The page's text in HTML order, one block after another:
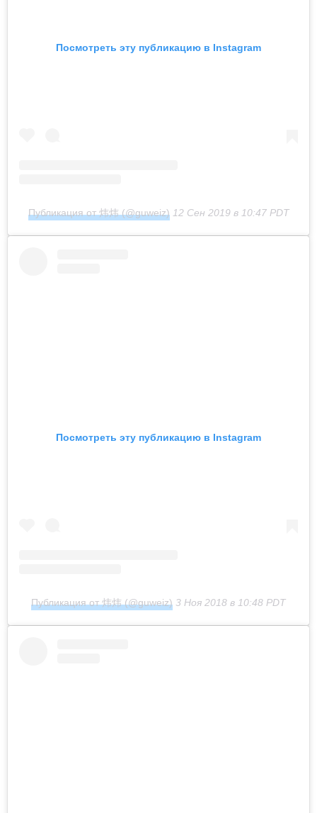
Посмотреть эту публикацию в Instagram
Публикация от 炜炜 (@guweiz) 12 Сен 2019 в 10:47 PDT
Посмотреть эту публикацию в Instagram
Публикация от 炜炜 (@guweiz) 3 Ноя 2018 в 10:48 PDT